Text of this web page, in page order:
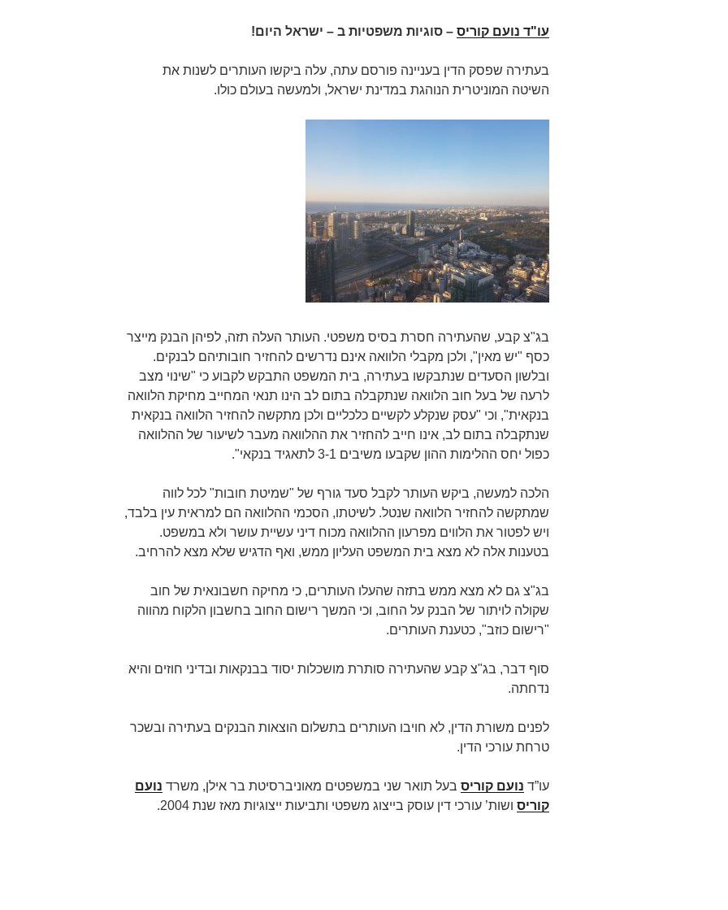
עו"ד נועם קוריס – סוגיות משפטיות ב – ישראל היום!
בעתירה שפסק הדין בעניינה פורסם עתה, עלה ביקשו העותרים לשנות את
השיטה המוניטרית הנוהגת במדינת ישראל, ולמעשה בעולם כולו.
בג"צ קבע, שהעתירה חסרת בסיס משפטי. העותר העלה תזה, לפיהן הבנק מייצר
כסף "יש מאין", ולכן מקבלי הלוואה אינם נדרשים להחזיר חובותיהם לבנקים.
ובלשון הסעדים שנתבקשו בעתירה, בית המשפט התבקש לקבוע כי "שינוי מצב
לרעה של בעל חוב הלוואה שנתקבלה בתום לב הינו תנאי המחייב מחיקת הלוואה
בנקאית", וכי "עסק שנקלע לקשיים כלכליים ולכן מתקשה להחזיר הלוואה בנקאית
שנתקבלה בתום לב, אינו חייב להחזיר את ההלוואה מעבר לשיעור של ההלוואה
כפול יחס ההלימות ההון שקבעו משיבים 3-1 לתאגיד בנקאי".
הלכה למעשה, ביקש העותר לקבל סעד גורף של "שמיטת חובות" לכל לווה
שמתקשה להחזיר הלוואה שנטל. לשיטתו, הסכמי ההלוואה הם למראית עין בלבד,
ויש לפטור את הלווים מפרעון ההלוואה מכוח דיני עשיית עושר ולא במשפט.
בטענות אלה לא מצא בית המשפט העליון ממש, ואף הדגיש שלא מצא להרחיב.
בג"צ גם לא מצא ממש בתזה שהעלו העותרים, כי מחיקה חשבונאית של חוב
שקולה לויתור של הבנק על החוב, וכי המשך רישום החוב בחשבון הלקוח מהווה
"רישום כוזב", כטענת העותרים.
סוף דבר, בג"צ קבע שהעתירה סותרת מושכלות יסוד בבנקאות ובדיני חוזים והיא
נדחתה.
לפנים משורת הדין, לא חויבו העותרים בתשלום הוצאות הבנקים בעתירה ובשכר
טרחת עורכי הדין.
עו”ד נועם קוריס בעל תואר שני במשפטים מאוניברסיטת בר אילן, משרד נועם
קוריס ושות’ עורכי דין עוסק בייצוג משפטי ותביעות ייצוגיות מאז שנת 2004.